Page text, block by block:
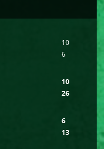
10
6
10
26
6
13